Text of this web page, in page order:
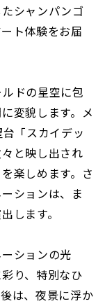
シャンパンゴ
ト体験をお届
ドの星空に包
変貌します。メ
「スカイデッ
と映し出され
楽しめます。さ
ションは、ま
します。
ションの光
り、特別なひ
は、夜景に浮か